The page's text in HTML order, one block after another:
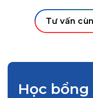
TOEFL 55
Tư vấn
Học